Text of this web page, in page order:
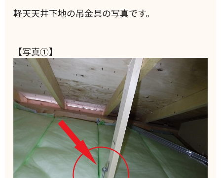
軽天天井下地の吊金具の写真です。
【写真①】